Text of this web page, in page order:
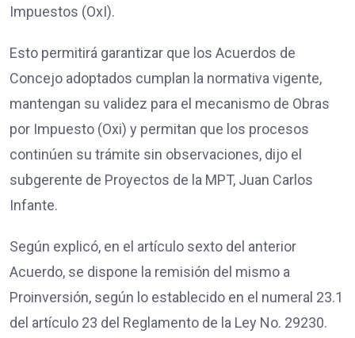
Impuestos (OxI).
Esto permitirá garantizar que los Acuerdos de
Concejo adoptados cumplan la normativa vigente,
mantengan su validez para el mecanismo de Obras
por Impuesto (Oxi) y permitan que los procesos
continúen su trámite sin observaciones, dijo el
subgerente de Proyectos de la MPT, Juan Carlos
Infante.
Según explicó, en el artículo sexto del anterior
Acuerdo, se dispone la remisión del mismo a
Proinversión, según lo establecido en el numeral 23.1
del artículo 23 del Reglamento de la Ley No. 29230.